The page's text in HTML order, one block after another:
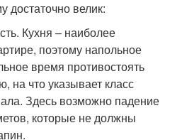
достаточно велик:
Кухня – наиболее
поэтому напольное
время противостоять
на что указывает класс
Здесь возможно падение
которые не должны